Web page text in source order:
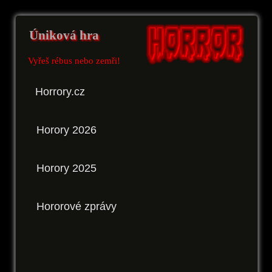
Úniková hra
Vyřeš rébus nebo zemři!
Horrory.cz
Horory 2026
Horory 2025
Hororové zprávy